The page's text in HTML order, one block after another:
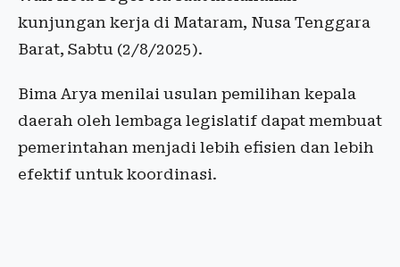
kunjungan kerja di Mataram, Nusa Tenggara
Barat, Sabtu (2/8/2025).
Bima Arya menilai usulan pemilihan kepala
daerah oleh lembaga legislatif dapat membuat
pemerintahan menjadi lebih efisien dan lebih
efektif untuk koordinasi.